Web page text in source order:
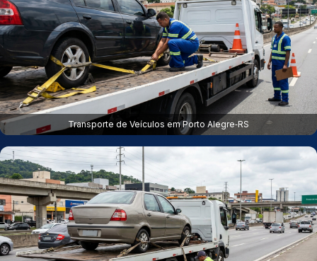
Transporte de Veículos em Porto Alegre‑RS